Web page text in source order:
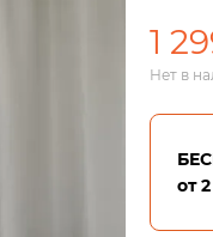
1
Нет в
от